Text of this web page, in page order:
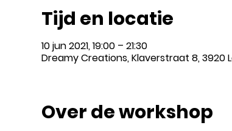
Tijd en locatie
10 jun 2021, 19:00 – 21:30
Dreamy Creations, Klaverstraat 8, 3920
Over de workshop